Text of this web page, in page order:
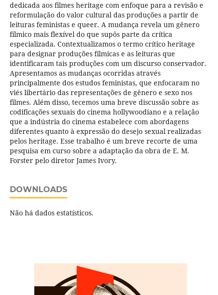
dedicada aos filmes heritage com enfoque para a revisão e
reformulação do valor cultural das produções a partir de
leituras feministas e queer. A mudança revela um gênero
fílmico mais flexível do que supôs parte da crítica
especializada. Contextualizamos o termo crítico heritage
para designar produções fílmicas e as leituras que
identificaram tais produções com um discurso conservador.
Apresentamos as mudanças ocorridas através
principalmente dos estudos feministas, que enfocaram no
viés libertário das representações de gênero e sexo nos
filmes. Além disso, tecemos uma breve discussão sobre as
codificações sexuais do cinema hollywoodiano e a relação
que a indústria do cinema estabelece com abordagens
diferentes quanto à expressão do desejo sexual realizadas
pelos heritage. Esse trabalho é um breve recorte de uma
pesquisa em curso sobre a adaptação da obra de E. M.
Forster pelo diretor James Ivory.
DOWNLOADS
Não há dados estatísticos.